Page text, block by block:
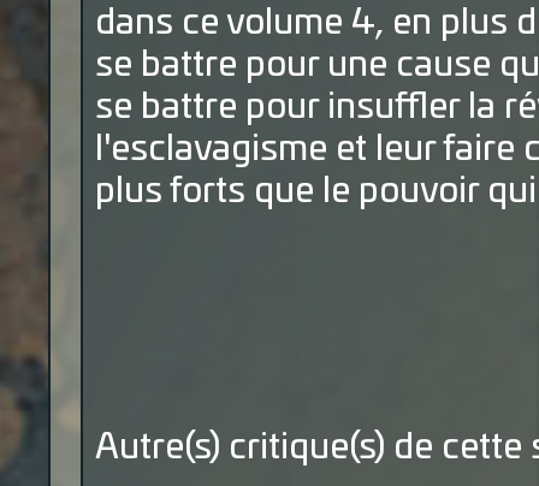
dans ce volume 4, en plus
se battre pour une cause
se battre pour insuffler la
l'esclavagisme et leur
plus forts que le pouvoir
Autre(s) critique(s) de cette